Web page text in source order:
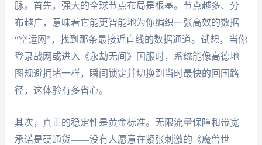
脉。首先，强大的全球节点布局是根基。节点越多、分
布越广，意味着它能更智能地为你编织一张高效的数据
“空运网”，找到那条最接近直线的数据通道。试想，当你
登录战网或进入《永劫无间》国服时，系统能像高德地
图规避拥堵一样，瞬间锁定并切换到当时最快的回国路
径，这体验有多省心。
其次，真正的稳定性是黄金标准。无限流量保障和带宽
承诺是硬通货——没有人愿意在紧张刺激的《魔兽世